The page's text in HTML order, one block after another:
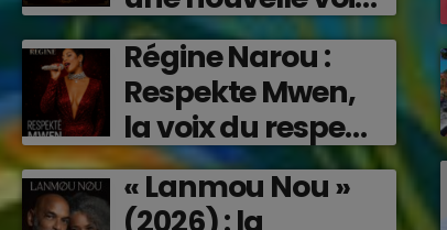
caribéenne qui
transforme les
émotions en
musique (2026)
Régine Narou :
Respekte Mwen,
la voix du respect
‘2026)
« Lanmou Nou »
(2026) : la